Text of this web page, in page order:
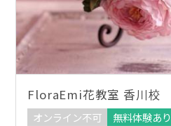
FloraEmi花教室 香川校
オンライン不可
無料体験あり